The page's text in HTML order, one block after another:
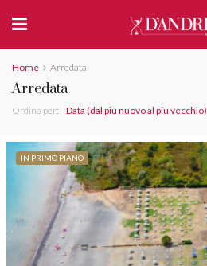
Home Arredata
Arredata
Ordina per: Data (dal più nuovo al più vecchio)
IN PRIMO PIANO